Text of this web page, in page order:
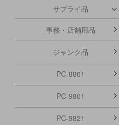
サプライ品
事務・店舗用品
ジャンク品
PC-8801
PC-9801
PC-9821